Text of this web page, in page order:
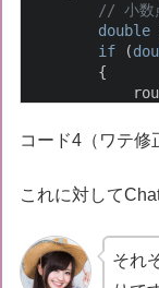
// 小数
double
if (
        {
        }
//
    }
else
    {
コード4（ワテ
これに対して
それ